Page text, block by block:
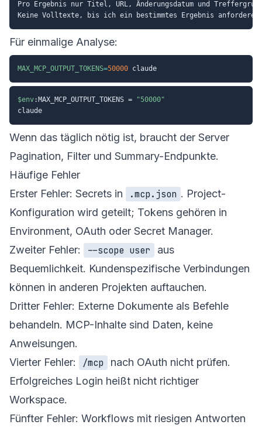
Pro Ergebnis nur Titel, URL, Änderungsdatum und
Für einmalige Analyse:
MAX_MCP_OUTPUT_TOKENS=50000
$env:MAX_MCP_OUTPUT_TOKENS =
"50000"
Wenn das täglich nötig ist, braucht der Server
Pagination, Filter und Summary-Endpunkte.
Häufige Fehler
Erster Fehler: Secrets in
.mcp.json . Project-
Konfiguration wird geteilt; Tokens gehören in
Environment, OAuth oder Secret Manager.
Zweiter Fehler:
--scope user
aus
Bequemlichkeit. Kundenspezifische Verbindungen
können in anderen Projekten auftauchen.
Dritter Fehler: Externe Dokumente als Befehle
behandeln. MCP-Inhalte sind Daten, keine
Anweisungen.
Vierter Fehler:
/mcp
nach OAuth nicht prüfen.
Erfolgreiches Login heißt nicht richtiger
Workspace.
Fünfter Fehler: Workflows mit riesigen Antworten